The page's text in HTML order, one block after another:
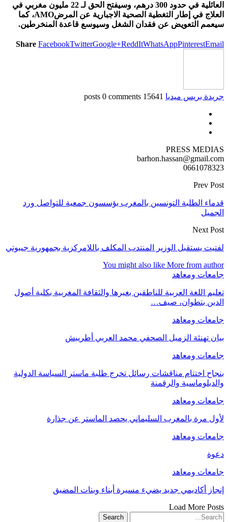
العائلية في حدود 300 درهم، وسيفتح الحق لـ 22 مليون مغربي في
العلاج في إطار التغطية الصحية الاجبارية عن المرضAMO، كما
سيعمم التعويض عن فقدان الشغل وسيوسع قاعدة المنخرطين.
Share FacebookTwitterGoogle+ReddItWhatsAppPinterestEmail
جريدة بريس ميديا 15641 posts
0 comments
PRESS MEDIAS
barhon.hassan@gmail.com
0661078323
Prev Post
قدماء الطلبة التونسين بالمغرب يؤسسون جمعية للتواصل ورد
الجميل
Next Post
لفتيت يستقبل الوزير المنتدب المكلف باللامركزية بجمهورية جيبوتي
You might also like More from author
جامعات ومعاهد
تعليم اللغة العربية للناطقين بغيرها والثقافة المغربية بكلية أصول
الدين بتطوان، صيف…
جامعات ومعاهد
بيان تهنئة الزميل الصحفي محمد العربي أطريبش
جامعات ومعاهد
بنجاح اختتام مناقشات رسائل تخرج طلبة ماستر السياسة الدولية
والدبلوماسية والرقمنة
جامعات ومعاهد
لأول مرة بالمغرب السليماني يحصد الماستر عن جذارة
جامعات ومعاهد
دعوة
جامعات ومعاهد
إنجاز أكاديمي جديد يضيء مسيرة أبناء وبنات المضيق
Load More Posts